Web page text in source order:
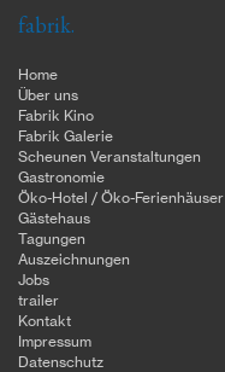
fabrik.
Home
Über uns
Fabrik Kino
Fabrik Galerie
Scheunen Veranstaltungen
Gastronomie
Öko-Hotel / Öko-Ferienhäuser
Gästehaus
Tagungen
Auszeichnungen
Jobs
trailer
Kontakt
Impressum
Datenschutz